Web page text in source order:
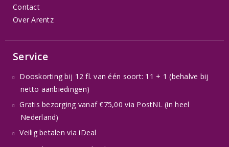
Contact
Over Arentz
Service
Dooskorting bij 12 fl. van één soort: 11 + 1 (behalve bij
netto aanbiedingen)
Gratis bezorging vanaf €75,00 via PostNL (in heel
Nederland)
Veilig betalen via iDeal